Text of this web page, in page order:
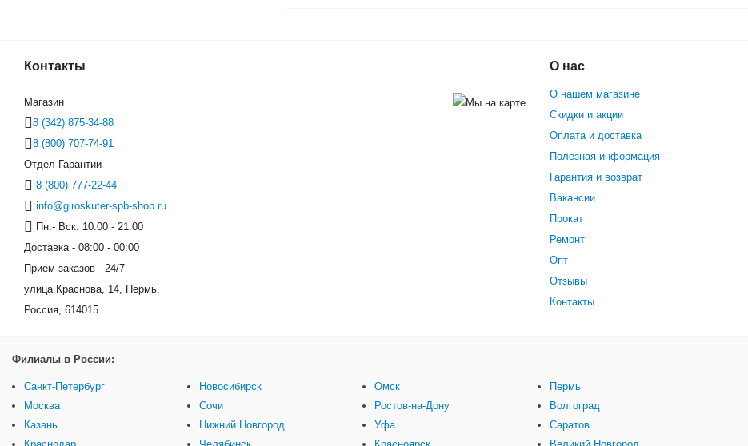
Контакты
Магазин
8 (342) 875-34-88
8 (800) 707-74-91
Отдел Гарантии
8 (800) 777-22-44
info@giroskuter-spb-shop.ru
Пн.- Вск. 10:00 - 21:00
Доставка - 08:00 - 00:00
Прием заказов - 24/7
улица Краснова, 14, Пермь,
Россия, 614015
О нас
О нашем магазине
Скидки и акции
Оплата и доставка
Полезная информация
Гарантия и возврат
Вакансии
Прокат
Ремонт
Опт
Отзывы
Контакты
Филиалы в России:
Санкт-Петербург
Москва
Казань
Новосибирск
Сочи
Нижний Новгород
Омск
Ростов-на-Дону
Уфа
Пермь
Волгоград
Саратов